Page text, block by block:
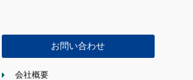
お問い合わせ
会社概要